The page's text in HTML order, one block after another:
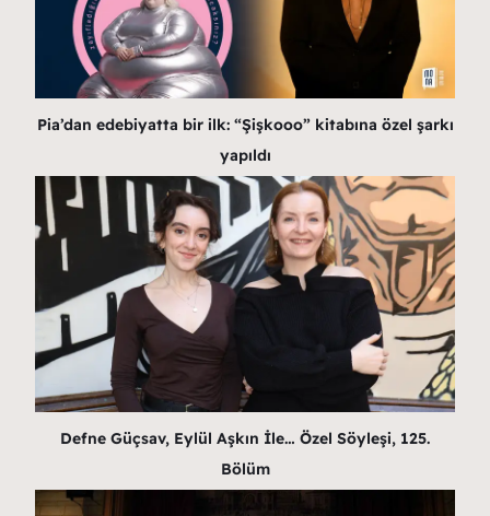
Pia’dan edebiyatta bir ilk: “Şişkooo” kitabına özel şarkı
yapıldı
Defne Güçsav, Eylül Aşkın İle… Özel Söyleşi, 125.
Bölüm